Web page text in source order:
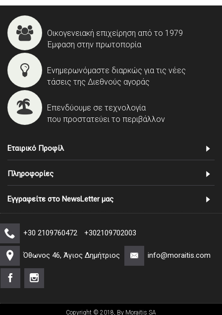
Οικογενειακή επιχείρηση από το 1979
Έμφαση στην πρωτοπορία
Ενημερωνόμαστε διαρκώς για τις νέες
τάσεις της Διεθνούς αγοράς
Επενδύουμε σε τεχνολογία
που προστατεύει το περιβάλλον
Εταιρικό Προφίλ
Πληροφορίες
Εγγραφείτε στο NewsLetter μας
+30 2109760472 +302109702003
Όθωνος 46, Άγιος Δημήτριος info@moraitis.com
Copyright © 2018, By Moraitis SA